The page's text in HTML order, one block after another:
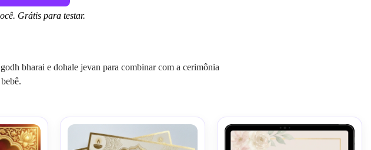
Grátis para testar.
bharai e dohale jevan para combinar com a cerimônia